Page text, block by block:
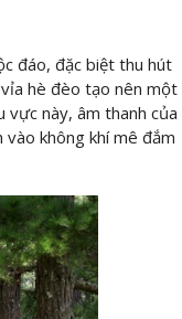
đáo, đặc biệt thu hút
hè đèo tạo nên một
vực này, âm thanh của
không khí mê đắm